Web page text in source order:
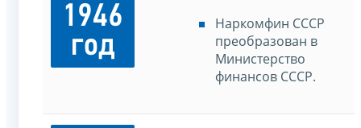
1946
год
Наркомфин СССР
преобразован в
Министерство
финансов СССР.